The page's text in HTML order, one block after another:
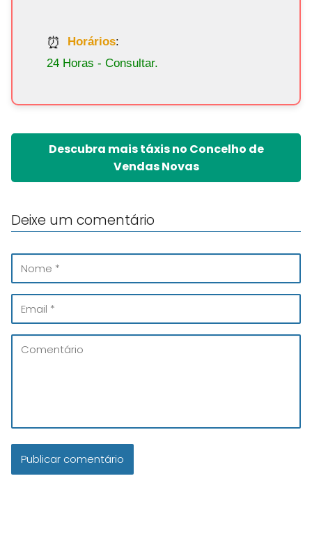
Horários:
24 Horas - Consultar.
Descubra mais táxis no Concelho de
Vendas Novas
Deixe um comentário